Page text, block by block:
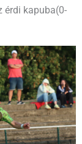
érdi kapuba(0-